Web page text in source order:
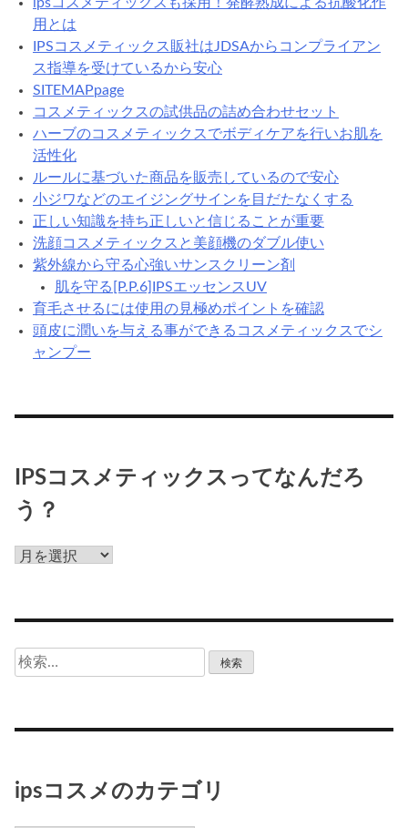
ipsコスメティックスも採用！発酵熟成による抗酸化作
用とは
IPSコスメティックス販社はJDSAからコンプライアン
ス指導を受けているから安心
SITEMAPpage
コスメティックスの試供品の詰め合わせセット
ハーブのコスメティックスでボディケアを行いお肌を
活性化
ルールに基づいた商品を販売しているので安心
小ジワなどのエイジングサインを目だたなくする
正しい知識を持ち正しいと信じることが重要
洗顔コスメティックスと美顔機のダブル使い
紫外線から守る心強いサンスクリーン剤
肌を守る[P.P.6]IPSエッセンスUV
育毛させるには使用の見極めポイントを確認
頭皮に潤いを与える事ができるコスメティックスでシ
ャンプー
IPSコスメティックスってなんだろ
う？
IPS
メ
ィ
ス
な
検
索:
ipsコスメのカテゴリ